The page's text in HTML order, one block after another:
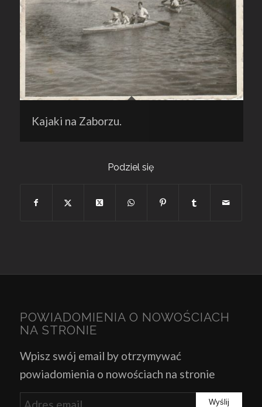
Kajaki na Zaborzu.
Podziel się
POWIADOMIENIA O NOWOŚCIACH
NA STRONIE
Wpisz swój email by otrzymywać
powiadomienia o nowościach na stronie